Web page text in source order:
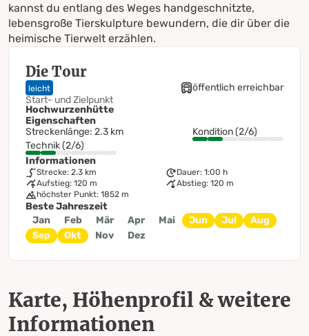
kannst du entlang des Weges handgeschnitzte,
lebensgroße Tierskulpture bewundern, die dir über die
heimische Tierwelt erzählen.
Die Tour
leicht
öffentlich erreichbar
Start- und Zielpunkt
Hochwurzenhütte
Eigenschaften
Streckenlänge: 2.3 km
Kondition (2/6)
Technik (2/6)
Informationen
Strecke: 2.3 km
Dauer: 1:00 h
Aufstieg: 120 m
Abstieg: 120 m
höchster Punkt: 1852 m
Beste Jahreszeit
Jan
Feb Mär Apr Mai Jun Jul
Aug
Sep
Okt Nov Dez
Karte, Höhenprofil & weitere
Informationen